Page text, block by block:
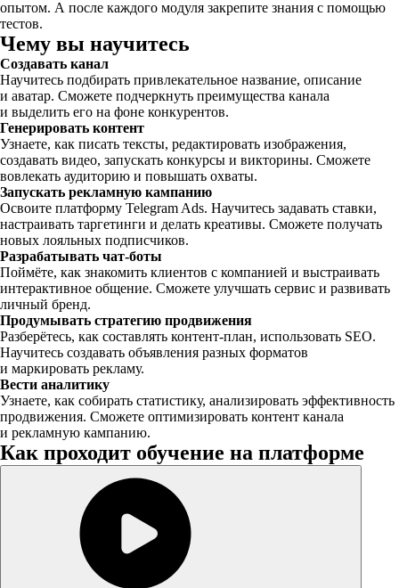
опытом. А после каждого модуля закрепите знания с помощью
тестов.
Чему вы научитесь
Создавать канал
Научитесь подбирать привлекательное название, описание
и аватар. Сможете подчеркнуть преимущества канала
и выделить его на фоне конкурентов.
Генерировать контент
Узнаете, как писать тексты, редактировать изображения,
создавать видео, запускать конкурсы и викторины. Сможете
вовлекать аудиторию и повышать охваты.
Запускать рекламную кампанию
Освоите платформу Telegram Ads. Научитесь задавать ставки,
настраивать таргетинги и делать креативы. Сможете получать
новых лояльных подписчиков.
Разрабатывать чат-боты
Поймёте, как знакомить клиентов с компанией и выстраивать
интерактивное общение. Сможете улучшать сервис и развивать
личный бренд.
Продумывать стратегию продвижения
Разберётесь, как составлять контент-план, использовать SEO.
Научитесь создавать объявления разных форматов
и маркировать рекламу.
Вести аналитику
Узнаете, как собирать статистику, анализировать эффективность
продвижения. Сможете оптимизировать контент канала
и рекламную кампанию.
Как проходит обучение на платформе